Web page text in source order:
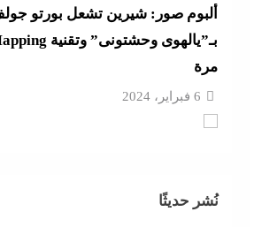
ألبوم صور: شيرين تشعل بورتو
مرة
6 فبراير، 2024
6 فبراير، 2024
نُشر حديثًا